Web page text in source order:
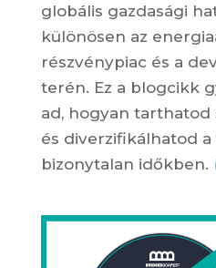
globális gazdasági
különösen az
részvénypiac és a
terén. Ez a blogcikk
ad, hogyan tarthatod
és diverzifikálhatod
bizonytalan időkben.